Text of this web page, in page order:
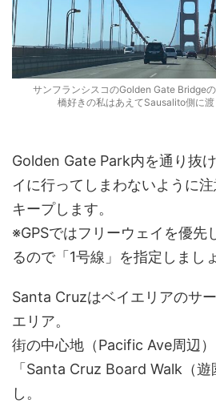
サンフランシスコのGolden Gate Bridgeの
橋好きの私はあえてSausalito側に渡
Golden Gate Park内を通り抜
イに行ってしまわないように
キープします。
※GPSではフリーウェイを優先
るので「1号線」を指定しまし
Santa Cruzはベイエリアのサ
エリア。
街の中心地（Pacific Ave周辺）
「Santa Cruz Board Walk（
し。